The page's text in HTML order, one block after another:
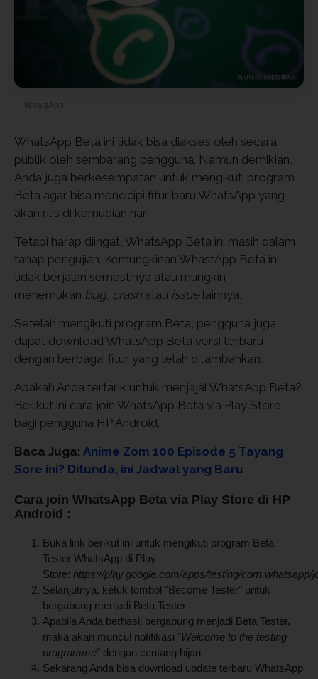
WhatsApp
WhatsApp Beta ini tidak bisa diakses oleh secara
publik oleh sembarang pengguna. Namun demikian,
Anda juga berkesempatan untuk mengikuti program
Beta agar bisa mencicipi fitur baru WhatsApp yang
akan rilis di kemudian hari.
Tetapi harap diingat, WhatsApp Beta ini masih dalam
tahap pengujian. Kemungkinan WhastApp Beta ini
tidak berjalan semestinya atau mungkin
menemukan bug, crash atau issuelainnya.
Setelah mengikuti program Beta, pengguna juga
dapat download WhatsApp Beta versi terbaru
dengan berbagai fitur yang telah ditambahkan.
Apakah Anda tertarik untuk menjajal WhatsApp Beta?
Berikut ini cara join WhatsApp Beta via Play Store
bagi pengguna HP Android.
Baca Juga: Anime Zom 100 Episode 5 Tayang
Sore ini? Ditunda, ini Jadwal yang Baru
Cara join WhatsApp Beta via Play Store di HP
Android :
Buka link berikut ini untuk mengikuti program Beta
Tester WhatsApp di Play
Store: https://play.google.com/apps/testing/com.whatsapp/
Selanjutnya, ketuk tombol "Become Tester" untuk
bergabung menjadi Beta Tester
Apabila Anda berhasil bergabung menjadi Beta Tester,
maka akan muncul notifikasi "Welcome to the testing
programme" dengan centang hijau
Sekarang Anda bisa download update terbaru WhatsApp